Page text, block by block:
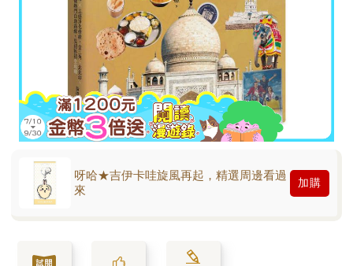
呀哈★吉伊卡哇旋風再起，精選周邊看過
來
加購